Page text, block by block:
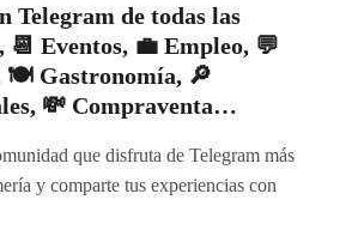
Telegram de todas las
📆 Eventos, 💼 Empleo, 💬
🍽 Gastronomía, 🔎
💸 Compraventa…
que disfruta de Telegram más
y comparte tus experiencias con